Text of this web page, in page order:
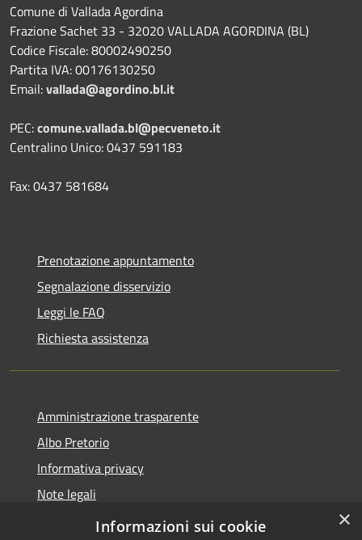
Comune di Vallada Agordina
Frazione Sachet 33 - 32020 VALLADA AGORDINA (BL)
Codice Fiscale: 80002490250
Partita IVA: 00176130250
Email:vallada@agordino.bl.it
PEC:comune.vallada.bl@pecveneto.it
Centralino Unico: 0437 591183
Fax: 0437 581684
Prenotazione appuntamento
Segnalazione disservizio
Leggi le FAQ
Richiesta assistenza
Amministrazione trasparente
Albo Pretorio
Informativa privacy
Note legali
Dichiarazione di accessibilità
×
Informazioni sui cookie